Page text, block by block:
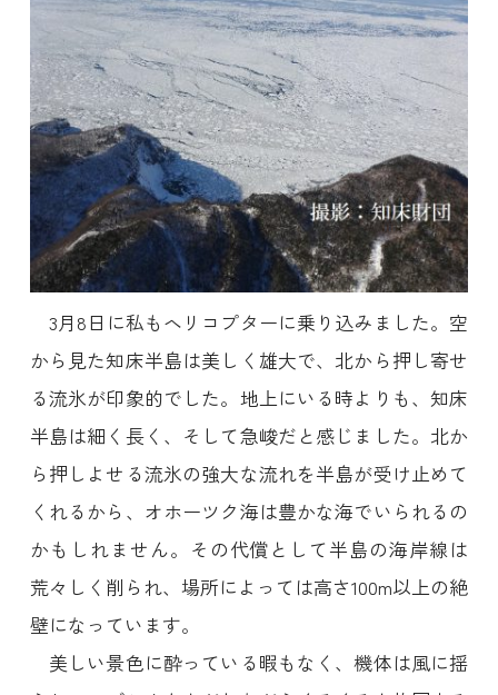
3月8日に私もヘリコプターに乗り込みました。空
から見た知床半島は美しく雄大で、北から押し寄せ
る流氷が印象的でした。地上にいる時よりも、知床
半島は細く長く、そして急峻だと感じました。北か
ら押しよせる流氷の強大な流れを半島が受け止めて
くれるから、オホーツク海は豊かな海でいられるの
かもしれません。その代償として半島の海岸線は
荒々しく削られ、場所によっては高さ100m以上の絶
壁になっています。
美しい景色に酔っている暇もなく、機体は風に揺